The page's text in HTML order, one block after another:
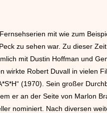
mit wie zum
zu sehen war. Zu dieser
mit Dustin Hoffman und
wirkte Robert Duvall in vielen
(1970). Sein großer
er an der Seite von Marlon
nominiert. Nach diversen